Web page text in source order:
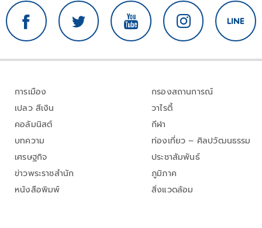
การเมือง
เปลว สีเงิน
คอลัมนิสต์
บทความ
เศรษฐกิจ
ข่าวพระราชสำนัก
หนังสือพิมพ์
กรองสถานการณ์
วาไรตี้
กีฬา
ท่องเที่ยว – ศิลปวัฒนธรรม
ประชาสัมพันธ์
ภูมิภาค
สิ่งแวดล้อม